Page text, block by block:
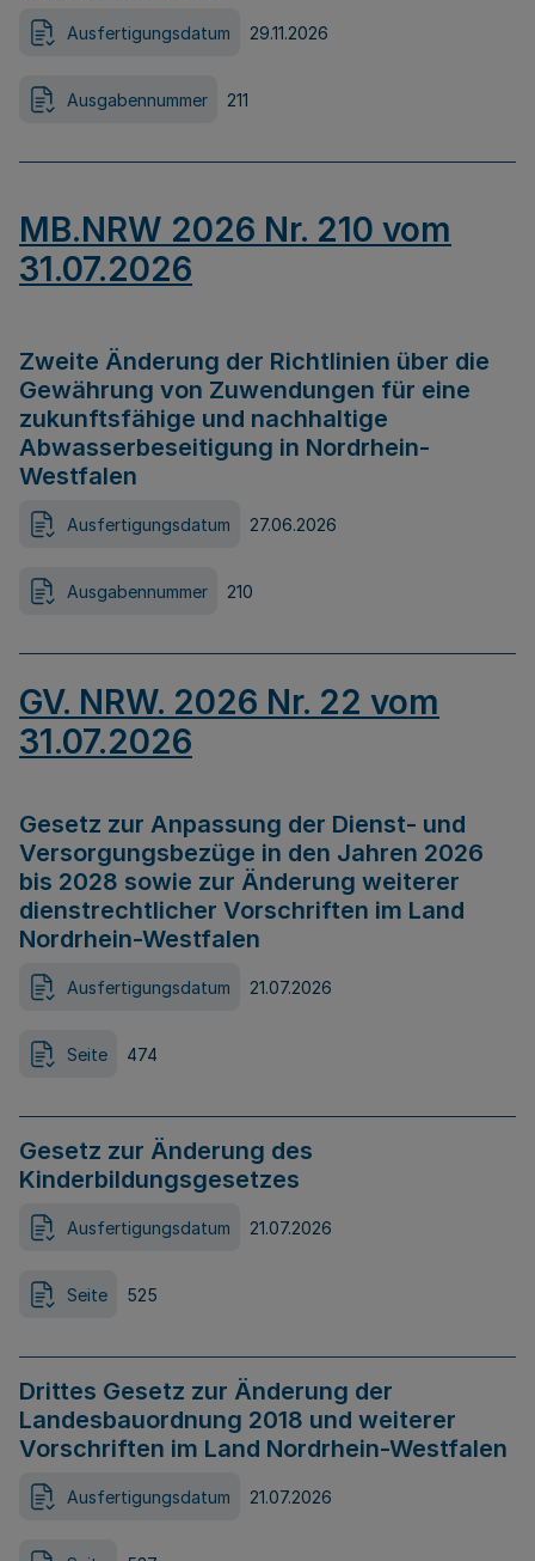
Ausfertigungsdatum 29.11.2026
Ausgabennummer 211
MB.NRW 2026 Nr. 210 vom
31.07.2026
Zweite Änderung der Richtlinien über die
Gewährung von Zuwendungen für eine
zukunftsfähige und nachhaltige
Abwasserbeseitigung in Nordrhein-
Westfalen
Ausfertigungsdatum 27.06.2026
Ausgabennummer 210
GV. NRW. 2026 Nr. 22 vom
31.07.2026
Gesetz zur Anpassung der Dienst- und
Versorgungsbezüge in den Jahren 2026
bis 2028 sowie zur Änderung weiterer
dienstrechtlicher Vorschriften im Land
Nordrhein-Westfalen
Ausfertigungsdatum 21.07.2026
Seite 474
Gesetz zur Änderung des
Kinderbildungsgesetzes
Ausfertigungsdatum 21.07.2026
Seite 525
Drittes Gesetz zur Änderung der
Landesbauordnung 2018 und weiterer
Vorschriften im Land Nordrhein-Westfalen
Ausfertigungsdatum 21.07.2026